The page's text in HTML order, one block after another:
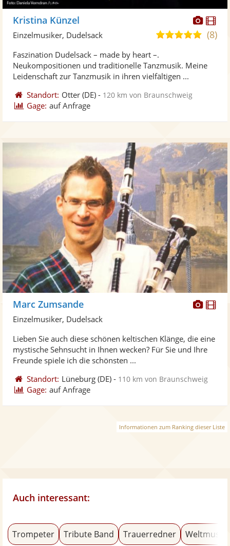
Kristina Künzel
4,9(8)
Einzelmusiker, Dudelsack
Faszination Dudelsack – made by heart –.
Neukompositionen und traditionelle Tanzmusik. Meine
Leidenschaft zur Tanzmusik in ihren vielfältigen ...
Standort: Otter (DE) - 120 km von Braunschweig
Gage: auf Anfrage
Fotos
Marc Zumsande
Einzelmusiker, Dudelsack
Lieben Sie auch diese schönen keltischen Klänge, die eine
mystische Sehnsucht in Ihnen wecken? Für Sie und Ihre
Freunde spiele ich die schönsten ...
Standort: Lüneburg (DE) - 110 km von Braunschweig
Gage: auf Anfrage
Informationen zum Ranking dieser Liste
Auch interessant:
Trompeter Tribute Band Trauerredner Weltmusik